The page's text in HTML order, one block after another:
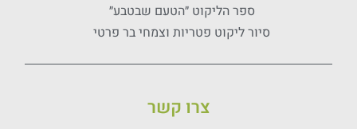
ספר הליקוט ״הטעם שבטבע״
סיור ליקוט פטריות וצמחי בר פרטי
צרו קשר